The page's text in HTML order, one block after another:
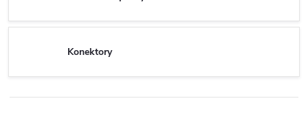
Konektory